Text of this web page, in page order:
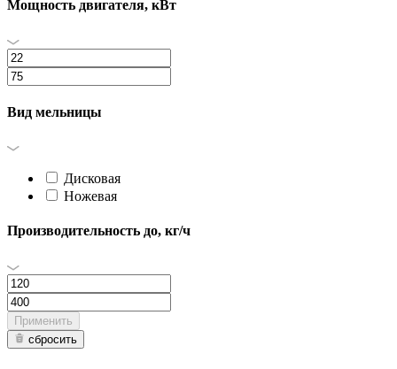
Мощность двигателя, кВт
Вид мельницы
Дисковая
Ножевая
Производительность до, кг/ч
Применить
сбросить